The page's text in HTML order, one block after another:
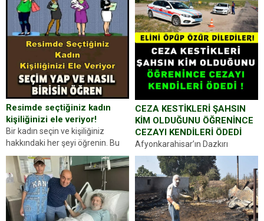
Resimde seçtiğiniz kadın
kişiliğinizi ele veriyor!
Bir kadın seçin ve kişiliğiniz
hakkındaki her şeyi öğrenin. Bu
kez karşınıza oldukça farklı bir
kişilik testiyle çıkıyoruz. Resimde
gördüğünüz kadın figürlerinden
dikkatinizi en...
CEZA KESTİKLERİ ŞAHSIN
KİM OLDUĞUNU ÖĞRENİNCE
CEZAYI KENDİLERİ ÖDEDİ
Afyonkarahisar’ın Dazkırı
ilçesinde trafik uygulaması
yapan jandarma ekipleri
durdurdukları bir otomobilin
sürücüsünden ehliyet ve ruhsat
sorup belgelerini istedi. Sürücü
Abdurrahman Ö.nün verdiği